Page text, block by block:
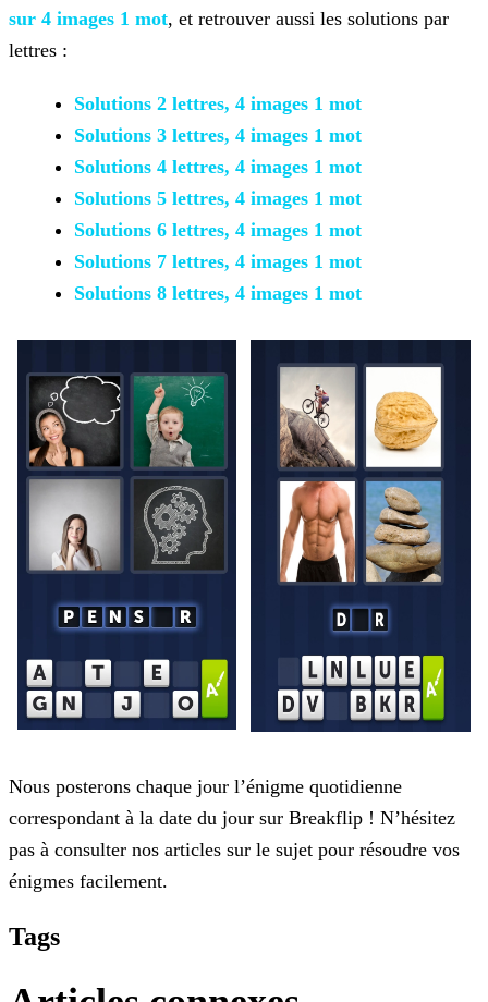
sur 4 images 1 mot, et retrouver aussi les solutions par
lettres :
Solutions 2 lettres, 4 images 1 mot
Solutions 3 lettres, 4 images 1 mot
Solutions 4 lettres, 4 images 1 mot
Solutions 5 lettres, 4 images 1 mot
Solutions 6 lettres, 4 images 1 mot
Solutions 7 lettres, 4 images 1 mot
Solutions 8 lettres, 4 images 1 mot
Nous posterons chaque jour l’énigme quotidienne
correspondant à la date du jour sur Breakflip ! N’hésitez
pas à consulter nos articles sur le sujet pour résoudre vos
énigmes facilement.
Tags